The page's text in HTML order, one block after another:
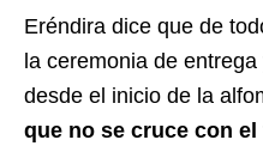
Eréndira dice que de
la ceremonia de
desde el inicio de la
que no se cruce con